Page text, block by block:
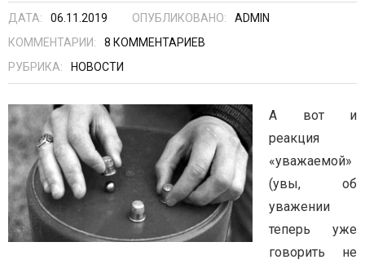
ДАТА: 06.11.2019 ОПУБЛИКОВАНО:
ADMIN
КОММЕНТАРИИ:
8 КОММЕНТАРИЕВ
РУБРИКА:
НОВОСТИ
А вот и
реакция
«уважаемой»
(увы, об
уважении
теперь уже
говорить не